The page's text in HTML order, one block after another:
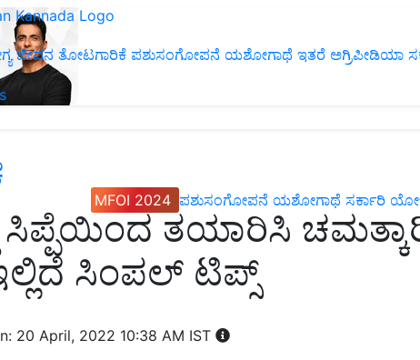
ಜೀವನ ತೋಟಗಾರಿಕೆ ಪಶುಸಂಗೋಪನೆ ಯಶೋಗಾಥೆ ಇತರೆ ಅಗ್ರಿಪೀಡಿಯಾ
MFOI 2024 ಪಶುಸಂಗೋಪನೆ ಯಶೋಗಾಥೆ ಸರ್ಕಾರಿ
ಸಿಪ್ಪೆಯಿಂದ ತಯಾರಿಸಿ
ಸಿಂಪಲ್‌ ಟಿಪ್ಸ್
20 April, 2022 10:38 AM IST